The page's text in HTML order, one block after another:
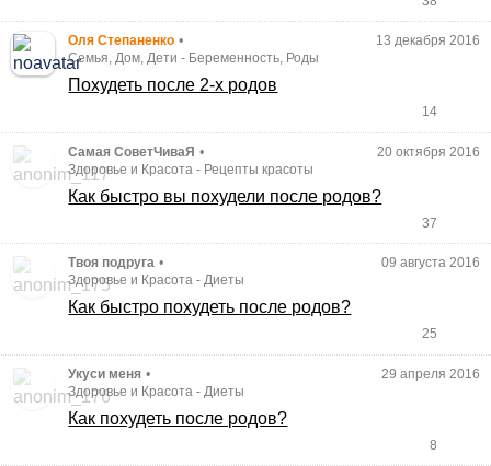
Оля Степаненко •
13 декабря 2016
Семья, Дом, Дети - Беременность, Роды
Похудеть после 2-х родов
14
Самая СоветЧиваЯ •
20 октября 2016
Здоровье и Красота- Рецепты красоты
Как быстро вы похудели после родов?
37
Твоя подруга •
09 августа 2016
Здоровье и Красота-Диеты
Как быстро похудеть после родов?
25
Укуси меня •
29 апреля 2016
Здоровье и Красота- Диеты
Как похудеть после родов?
8